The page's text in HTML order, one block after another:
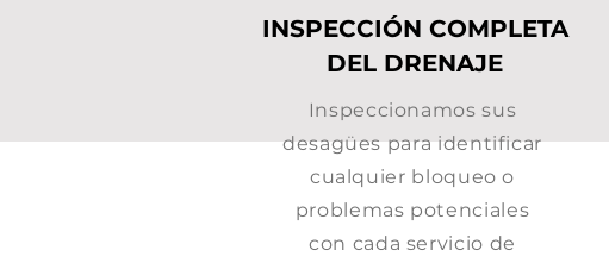
INSPECCIÓN COMPLETA
DEL DRENAJE
Inspeccionamos sus
desagües para identificar
cualquier bloqueo o
problemas potenciales
con cada servicio de